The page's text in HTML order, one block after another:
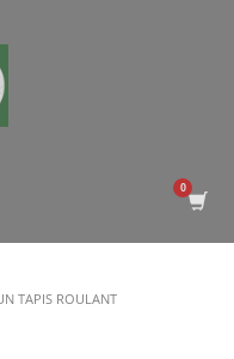
TAPIS ROULANT